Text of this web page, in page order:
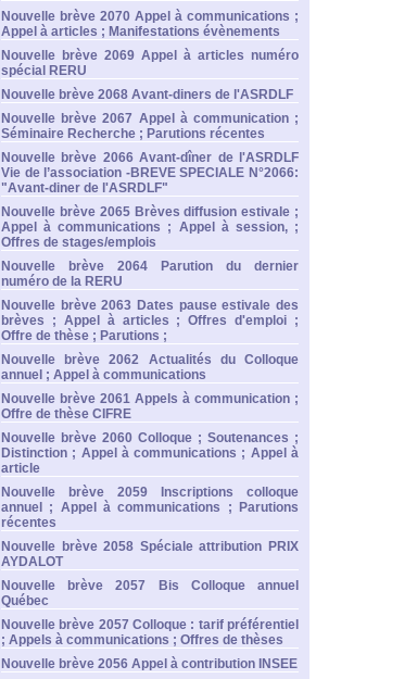
Nouvelle brève 2070 Appel à communications ;
Appel à articles ; Manifestations évènements
Nouvelle brève 2069 Appel à articles numéro
spécial RERU
Nouvelle brève 2068 Avant-diners de l'ASRDLF
Nouvelle brève 2067 Appel à communication ;
Séminaire Recherche ; Parutions récentes
Nouvelle brève 2066 Avant-dîner de l'ASRDLF
Vie de l’association -BREVE SPECIALE N°2066:
"Avant-diner de l'ASRDLF"
Nouvelle brève 2065 Brèves diffusion estivale ;
Appel à communications ; Appel à session, ;
Offres de stages/emplois
Nouvelle brève 2064 Parution du dernier
numéro de la RERU
Nouvelle brève 2063 Dates pause estivale des
brèves ; Appel à articles ; Offres d'emploi ;
Offre de thèse ; Parutions ;
Nouvelle brève 2062 Actualités du Colloque
annuel ; Appel à communications
Nouvelle brève 2061 Appels à communication ;
Offre de thèse CIFRE
Nouvelle brève 2060 Colloque ; Soutenances ;
Distinction ; Appel à communications ; Appel à
article
Nouvelle brève 2059 Inscriptions colloque
annuel ; Appel à communications ; Parutions
récentes
Nouvelle brève 2058 Spéciale attribution PRIX
AYDALOT
Nouvelle brève 2057 Bis Colloque annuel
Québec
Nouvelle brève 2057 Colloque : tarif préférentiel
; Appels à communications ; Offres de thèses
Nouvelle brève 2056 Appel à contribution INSEE